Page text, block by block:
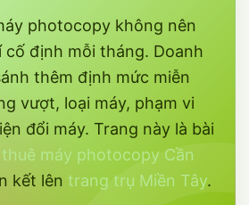
photocopy không nên
cố định mỗi tháng. Doanh
thêm định mức miễn
vượt, loại máy, phạm vi
đổi máy. Trang này là bài
máy photocopy Cần
kết lên trang trụ Miền Tây.